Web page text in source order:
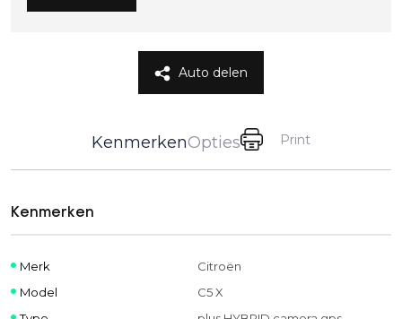
Auto delen
KenmerkenOpties Print
Kenmerken
Merk
Citroën
Model
C5 X